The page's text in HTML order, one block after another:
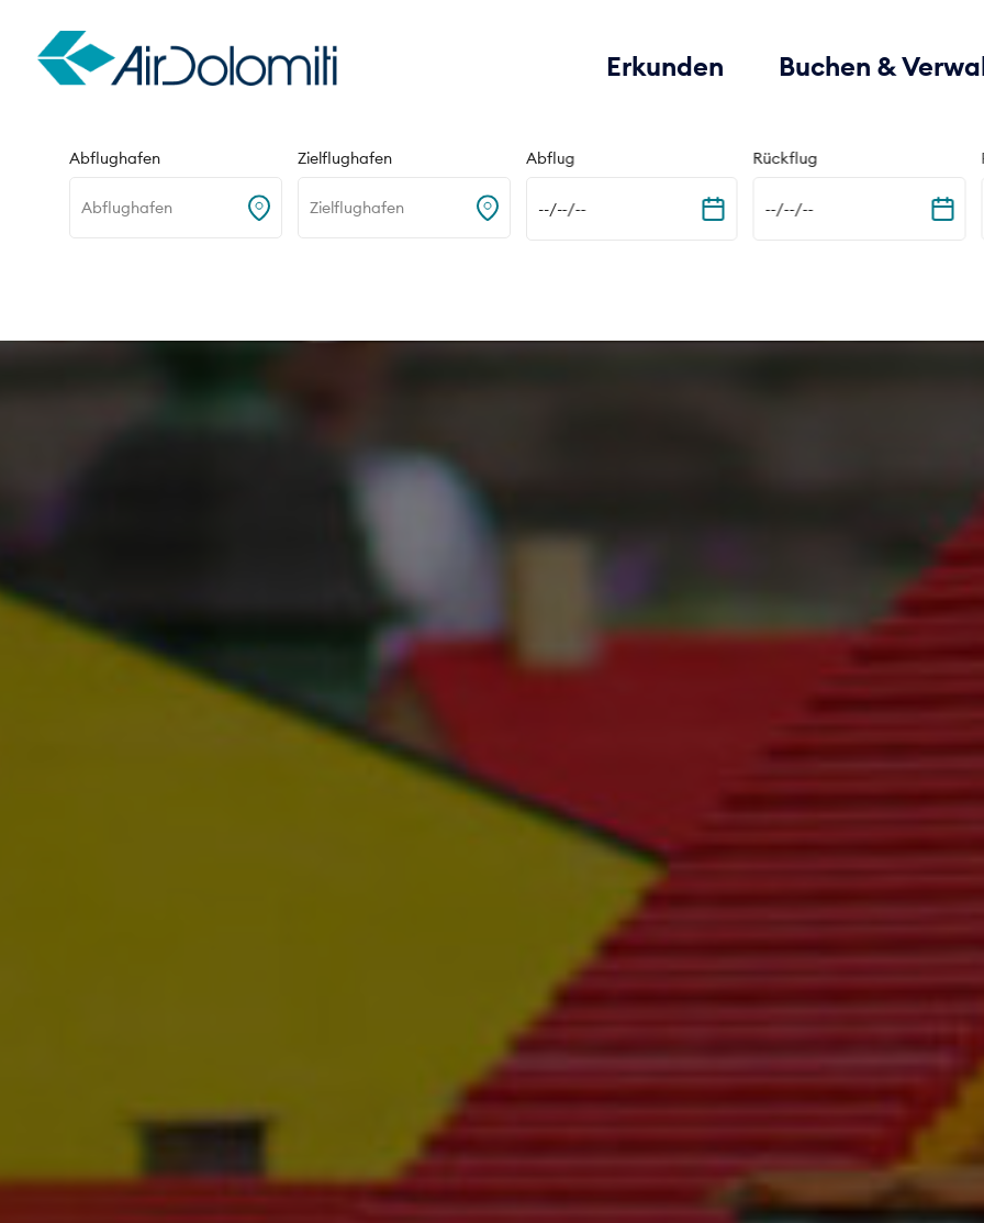
Erkunden Buchen &
Abflughafen
Abflughafen
Zielflughafen
Zielflughafen
Abflug
--/--/--
Rückflug
--/--/--